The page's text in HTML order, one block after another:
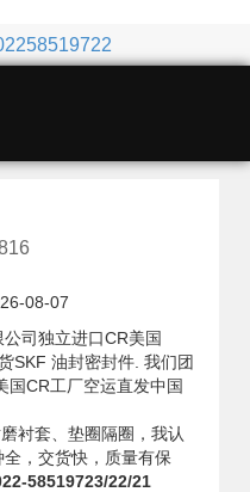
08-07
司独立进口CR美国
SKF 油封密封件. 我们团
国CR工厂空运直发中国
衬套、垫圈隔圈，我认
，交货快，质量有保
58519723/22/21